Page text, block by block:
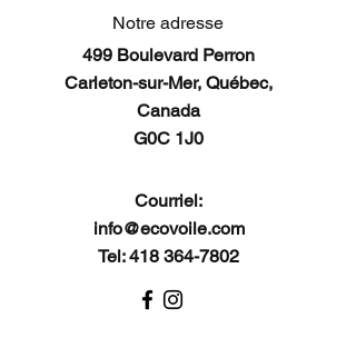
Notre adresse
499 Boulevard Perron
Carleton-sur-Mer, Québec,
Canada
G0C 1J0
Courriel:
info@ecovoile.com
Tel: 418 364-7802